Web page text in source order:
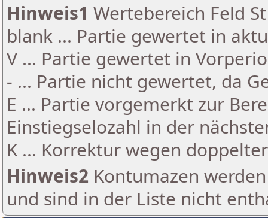
Hinweis1 Wertebereich Feld
blank ... Partie gewertet in
V ... Partie gewertet in
- ... Partie nicht gewertet, da
E ... Partie vorgemerkt zur
Einstiegselozahl in der
K ... Korrektur wegen
Hinweis2 Kontumazen
und sind in der Liste nicht